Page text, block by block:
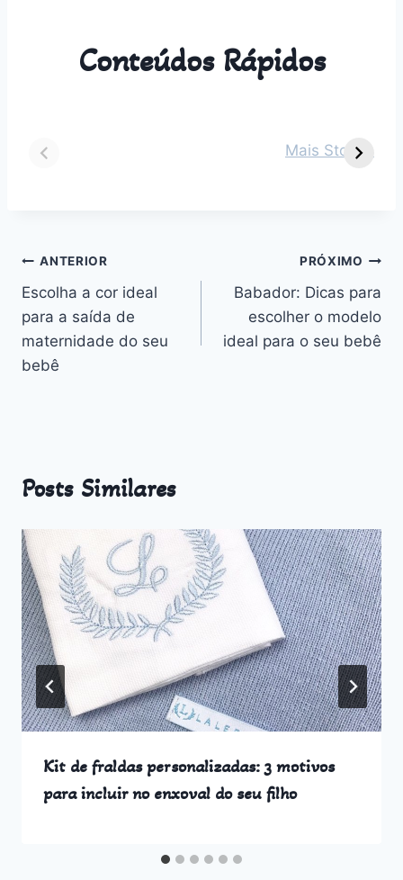
Conteúdos Rápidos
Mais Stories
seu bebê de 2
sobre Parto
Navegação
de
Post
ANTERIOR
Escolha a cor ideal
para a saída de
maternidade do seu
bebê
PRÓXIMO
Babador: Dicas para
escolher o modelo
ideal para o seu bebê
Posts Similares
Kit de fraldas personalizadas: 3 motivos
para incluir no enxoval do seu filho